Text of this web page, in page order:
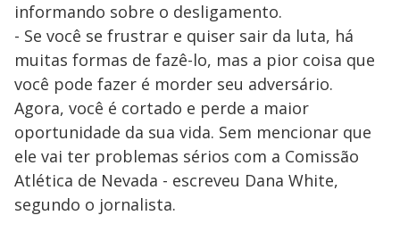
informando sobre o desligamento.
- Se você se frustrar e quiser sair da luta, há
muitas formas de fazê-lo, mas a pior coisa que
você pode fazer é morder seu adversário.
Agora, você é cortado e perde a maior
oportunidade da sua vida. Sem mencionar que
ele vai ter problemas sérios com a Comissão
Atlética de Nevada - escreveu Dana White,
segundo o jornalista.